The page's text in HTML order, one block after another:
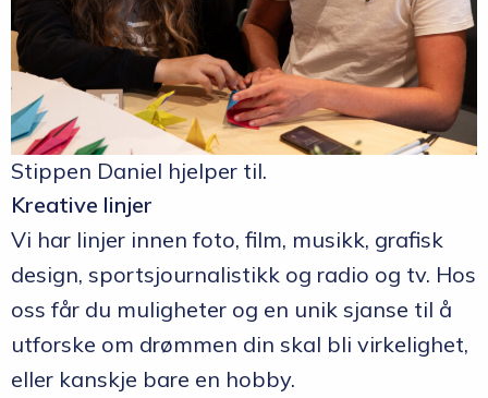
Stippen Daniel hjelper til.
Kreative linjer
Vi har linjer innen foto, film, musikk, grafisk
design, sportsjournalistikk og radio og tv. Hos
oss får du muligheter og en unik sjanse til å
utforske om drømmen din skal bli virkelighet,
eller kanskje bare en hobby.